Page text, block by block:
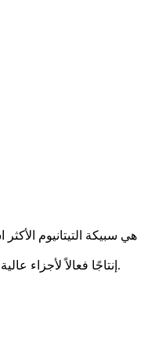
، يتيح Ti-6Al-4V إنتاجًا فعالاً لأجزاء عالية الأداء مثل دعامات الطائرات، والغرسات العظمية، والمكونات الهيكلية خفيفة الوزن، مما يوفر الدقة والنزاهة الميكانيكية معًا.